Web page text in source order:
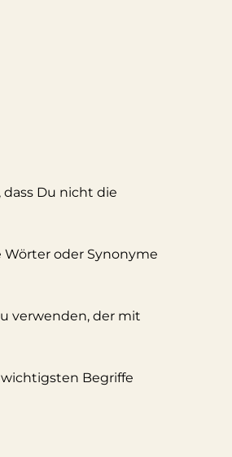
Du nicht die
oder Synonyme
verwenden, der mit
wichtigsten Begriffe